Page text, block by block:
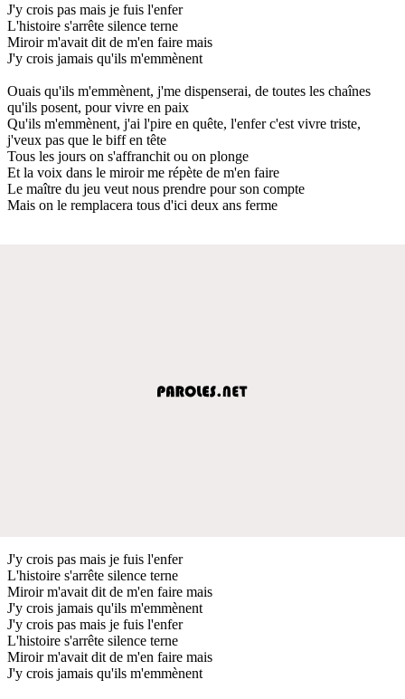
J'y crois pas mais je fuis l'enfer
L'histoire s'arrête silence terne
Miroir m'avait dit de m'en faire mais
J'y crois jamais qu'ils m'emmènent
Ouais qu'ils m'emmènent, j'me dispenserai, de toutes les chaînes
qu'ils posent, pour vivre en paix
Qu'ils m'emmènent, j'ai l'pire en quête, l'enfer c'est vivre triste,
j'veux pas que le biff en tête
Tous les jours on s'affranchit ou on plonge
Et la voix dans le miroir me répète de m'en faire
Le maître du jeu veut nous prendre pour son compte
Mais on le remplacera tous d'ici deux ans ferme
J'y crois pas mais je fuis l'enfer
L'histoire s'arrête silence terne
Miroir m'avait dit de m'en faire mais
J'y crois jamais qu'ils m'emmènent
J'y crois pas mais je fuis l'enfer
L'histoire s'arrête silence terne
Miroir m'avait dit de m'en faire mais
J'y crois jamais qu'ils m'emmènent